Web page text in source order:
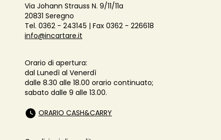
Via Johann Strauss N. 9/11/11a
20831 Seregno
Tel. 0362 - 243145 | Fax 0362 - 226618
info@incartare.it
Orario di apertura:
dal Lunedì al Venerdì
dalle 8.30 alle 18.00 orario continuato;
sabato dalle 9 alle 13.00.
ORARIO CASH&CARRY